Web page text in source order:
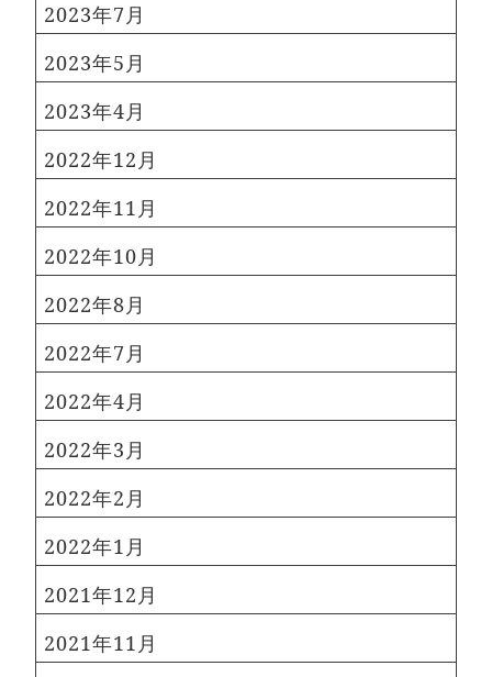
2023年7月
2023年5月
2023年4月
2022年12月
2022年11月
2022年10月
2022年8月
2022年7月
2022年4月
2022年3月
2022年2月
2022年1月
2021年12月
2021年11月